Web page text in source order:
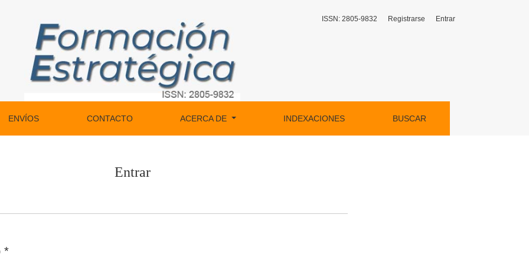
ENVÍOS CONTACTO ACERCA DE INDEXACIONES BUSCAR
ISSN: 2805-9832 Registrarse Entrar
Entrar
*